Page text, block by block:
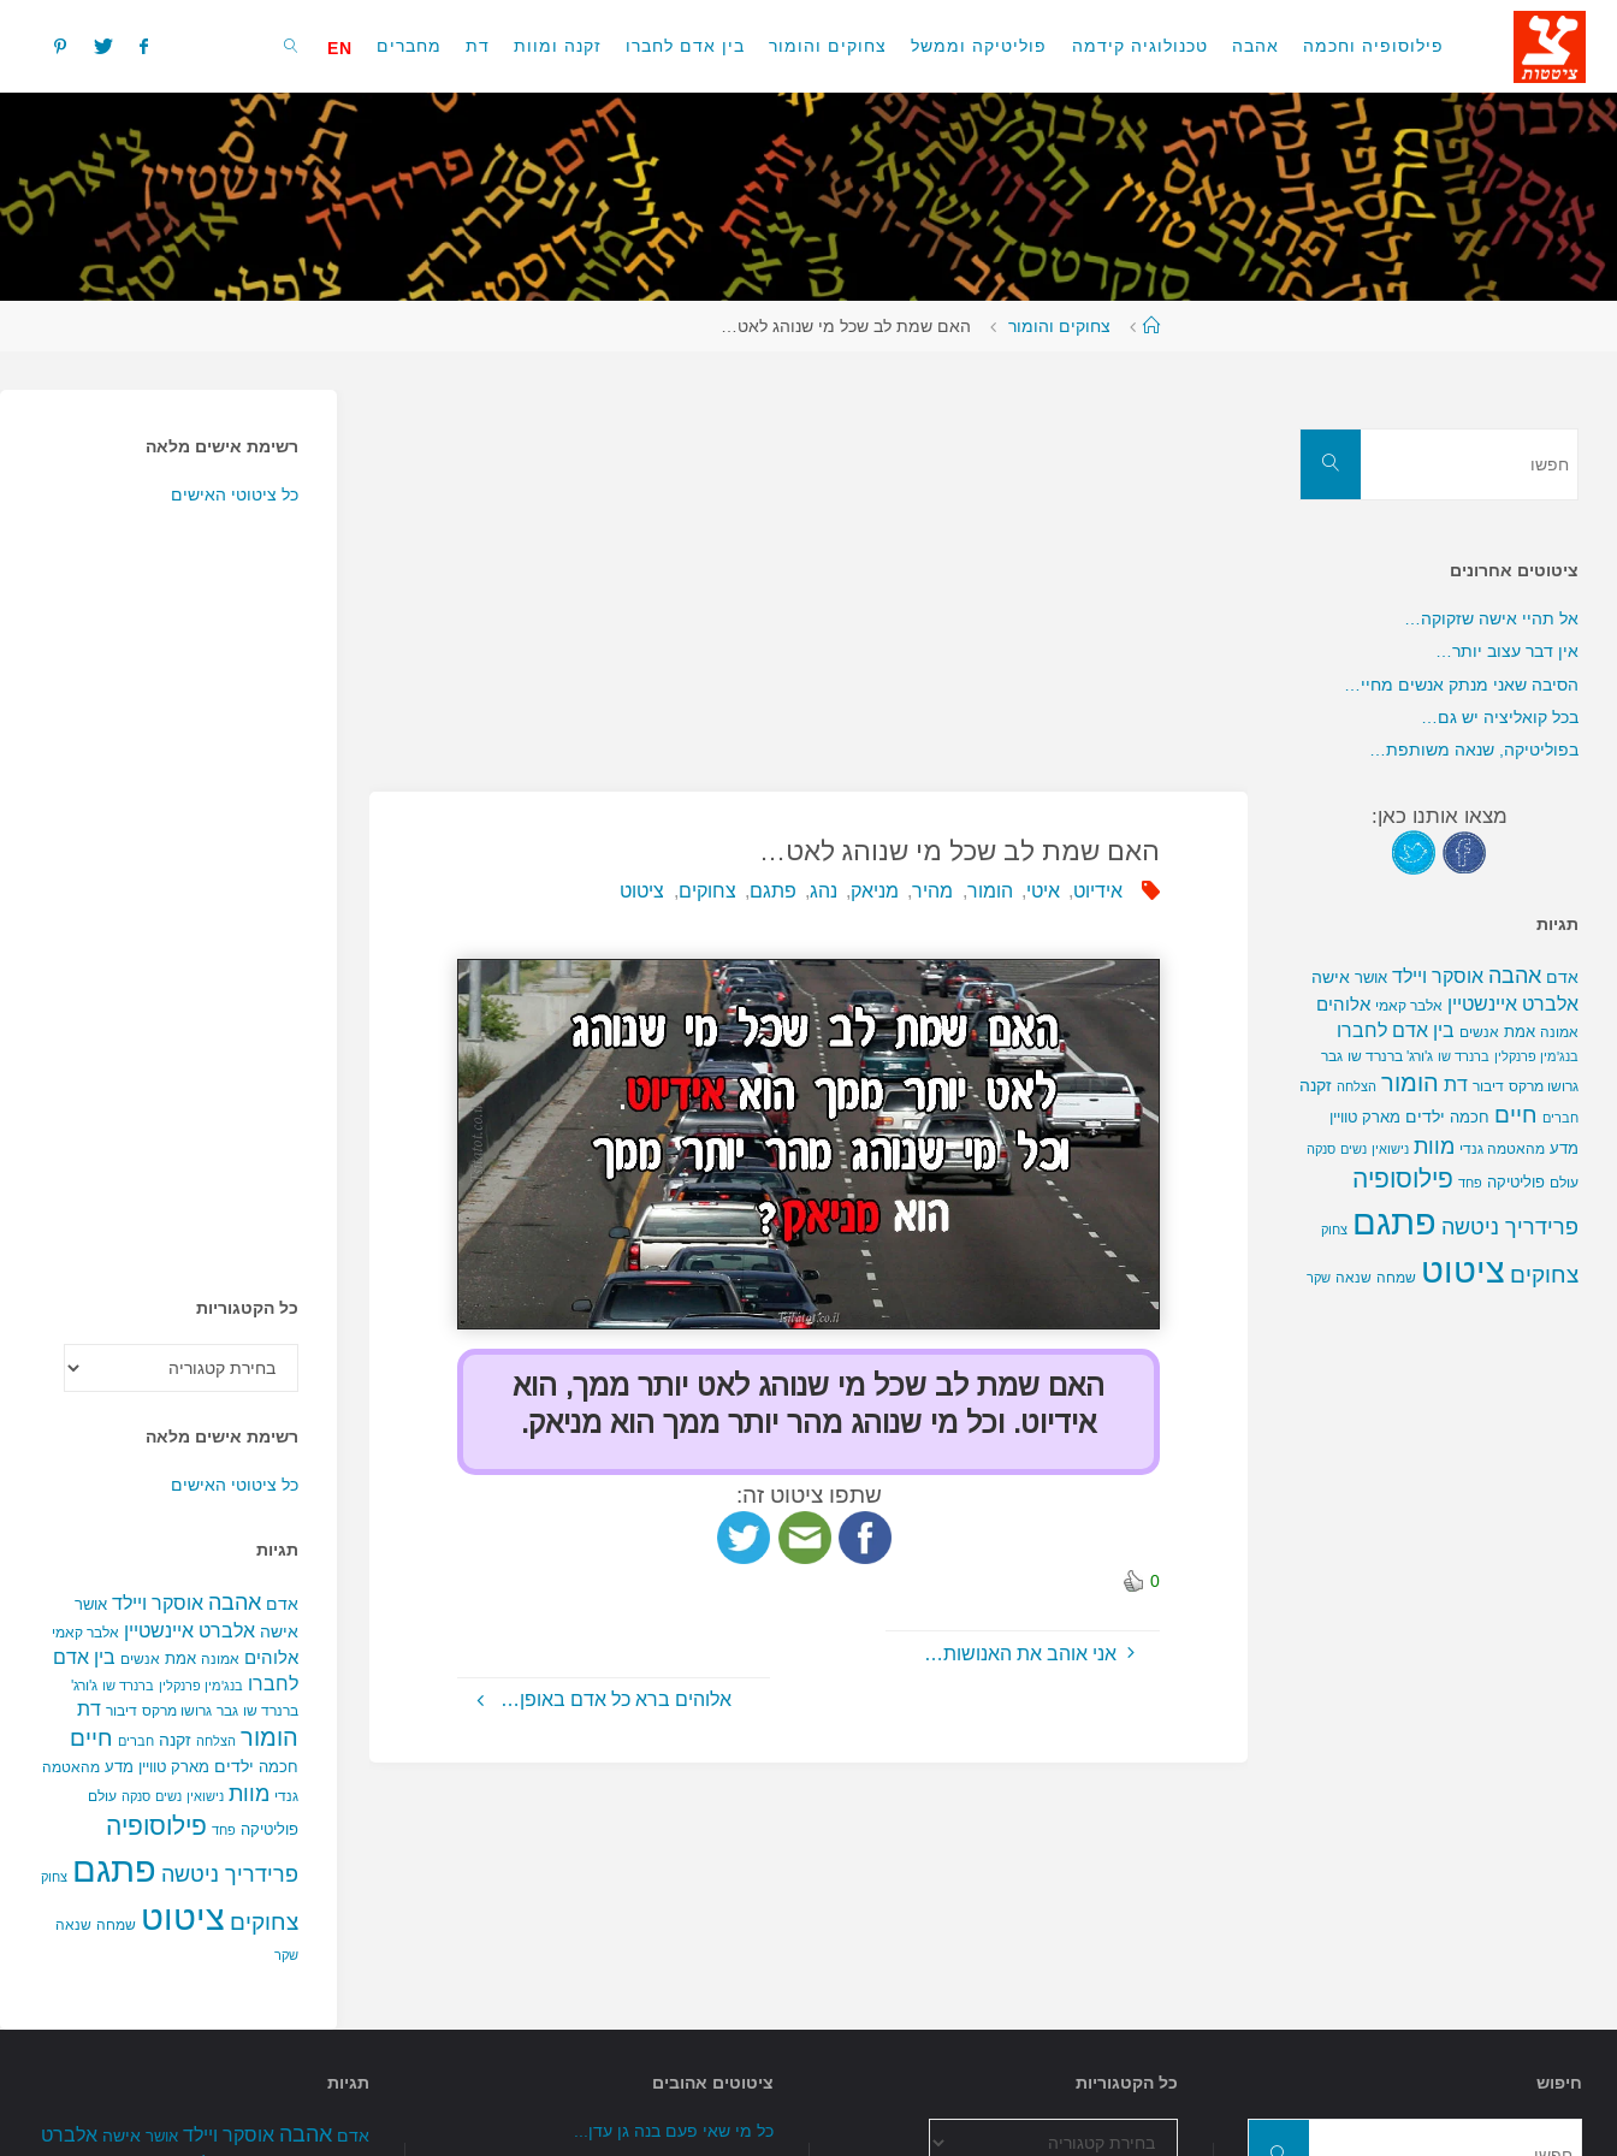
דלגו
פילוסופיה וחכמה אהבה טכנולוגיה קידמה פוליטיקה וממשל צחוקים והומור בין אדם לחברו זקנה ומוות דת מחברים EN
עמודצחוקים והומור האם שמת לב שכל מי שנוהג לאט…
האם שמת לב שכל מי שנוהג לאט…
אידיוט, איטי, הומור, מהיר, מניאק, נהג, פתגם, צחוקים, ציטוט
האם שמת לב שכל מי שנוהג לאט יותר ממך, הוא
אידיוט. וכל מי שנוהג מהר יותר ממך הוא מניאק.
שתפו ציטוט זה:
0
אני אוהב את האנושות…
אלוהים ברא כל אדם באופן…
רשימת אישים מלאה
כל ציטוטי האישים
כל הקטגוריות
הקטגוריות
רשימת אישים מלאה
כל ציטוטי האישים
תגיות
אדם אהבה אוסקר ויילד אושר
אישה אלברט איינשטיין אלבר קאמי
אלוהים אמונה אמת אנשים בין אדם
לחברו בנג'מין פרנקלין ברנרד שו ג'ורג'
ברנרד שו גבר גרושו מרקס דיבור דת
הומור הצלחה זקנה חברים חיים
חכמה ילדים מארק טוויין מדע מהאטמה
גנדי מוות נישואין נשים סנקה עולם
פוליטיקה פחד פילוסופיה
פרידריך ניטשה פתגם צחוק
צחוקים ציטוט שמחה שנאה
שקר
חפשו
ציטוטים אחרונים
אל תהיי אישה שזקוקה…
אין דבר עצוב יותר…
הסיבה שאני מנתק אנשים מחיי…
בכל קואליציה יש גם…
בפוליטיקה, שנאה משותפת…
מצאו אותנו כאן:
תגיות
אדם אהבה אוסקר ויילד אושר אישה
אלברט איינשטיין אלבר קאמי אלוהים
אמונה אמת אנשים בין אדם לחברו
בנג'מין פרנקלין ברנרד שו ג'ורג' ברנרד שו גבר
גרושו מרקס דיבור דת הומור הצלחה זקנה
חברים חיים חכמה ילדים מארק טוויין
מדע מהאטמה גנדי מוות נישואין נשים סנקה
עולם פוליטיקה פחד פילוסופיה
פרידריך ניטשה פתגם צחוק
צחוקים ציטוט שמחה שנאה שקר
חיפוש כל הקטגוריות ציטוטים אהובים
כל מי שאי פעם בנה גן עדן...
תגיות
אדם אהבה אוסקר ויילד אושר אישה אלברט